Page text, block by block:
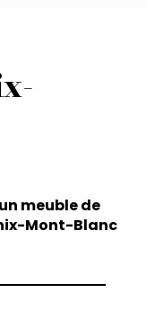
meuble de
Mont-Blanc